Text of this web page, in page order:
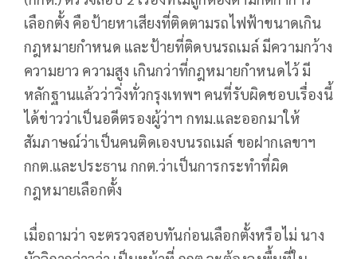
เลือกตั้ง คือป้ายหาเสียงที่ติดตามรถไฟฟ้าขนาดเกิน
กฎหมายกำหนด และป้ายที่ติดบนรถเมล์ มีความกว้าง
ความยาว ความสูง เกินกว่าที่กฎหมายกำหนดไว้ มี
หลักฐานแล้วว่าวิ่งทั่วกรุงเทพฯ คนที่รับผิดชอบเรื่องนี้
ได้ข่าวว่าเป็นอดีตรองผู้ว่าฯ กทม.และออกมาให้
สัมภาษณ์ว่าเป็นคนติดเองบนรถเมล์ ขอฝากเลขาฯ
กกต.และประธาน กกต.ว่าเป็นการกระทำที่ผิด
กฎหมายเลือกตั้ง
เมื่อถามว่า จะตรวจสอบทันก่อนเลือกตั้งหรือไม่ นาง